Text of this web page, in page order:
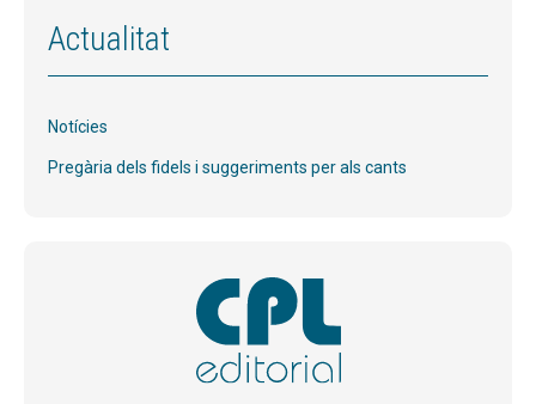
Actualitat
Notícies
Pregària dels fidels i suggeriments per als cants